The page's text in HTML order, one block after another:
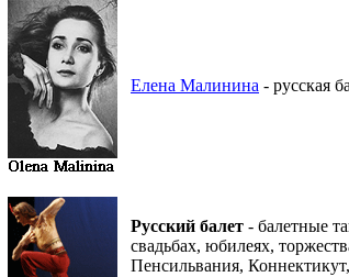
Елена Малинина - русская
Русский балет - балетные
свадьбах, юбилеях,
Пенсильвания,